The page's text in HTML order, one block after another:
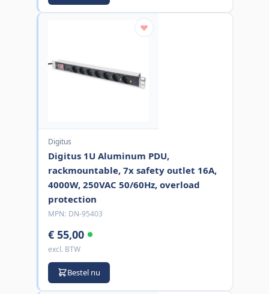
Digitus
Digitus 1U Aluminum PDU,
rackmountable, 7x safety outlet 16A,
4000W, 250VAC 50/60Hz, overload
protection
MPN: DN-95403
€ 55,00
excl. BTW
Bestel nu